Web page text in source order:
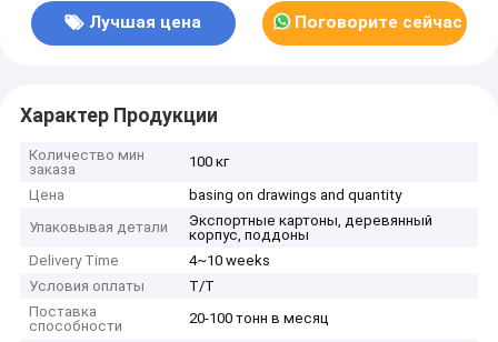
Лучшая цена Поговорите сейчас
Характер Продукции
Количество мин
заказа
100 кг
Цена
basing on drawings and quantity
Упаковывая детали
Экспортные картоны, деревянный
корпус, поддоны
Delivery Time
4~10 weeks
Условия оплаты
T/T
Поставка
способности
20-100 тонн в месяц